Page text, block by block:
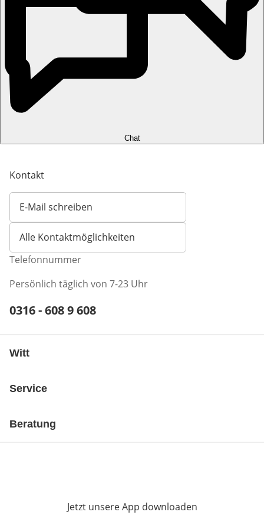
Chat
Kontakt
E-Mail schreiben
Öffnet E-Mail-Client
Alle Kontaktmöglichkeiten
Telefonnummer
Persönlich täglich von 7-23 Uhr
Telefonnummer:
0316 - 608 9 608
Witt
Service
Beratung
Jetzt unsere App downloaden